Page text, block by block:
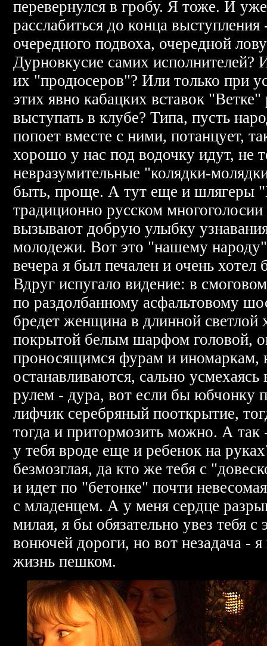
перевернулся в гробу. Я тоже. И
расслабиться до конца
очередного подвоха, очередной
Дурновкусие самих
их "продюсеров"? Или только при
этих явно кабацких вставок
выступать в клубе? Типа, пусть
попоет вместе с ними, потанцует,
хорошо у нас под водочку идут, не
невразумительные "колядки-
быть, проще. А тут еще и шлягеры
традиционно русском
вызывают добрую улыбку
молодежи. Вот это "нашему
вечера я был печален и очень
Вдруг испугало видение: в
по раздолбанному асфальтовому
бредет женщина в длинной светлой
покрытой белым шарфом головой,
проносящимся фурам и иномаркам,
останавливаются, сально усмехаясь
рулем - дура, вот если бы юбчонку
лифчик серебряный пооткрытие,
тогда и притормозить можно. А
у тебя вроде еще и ребенок на
безмозглая, да кто же тебя с
и идет по "бетонке" почти
с младенцем. А у меня сердце
милая, я бы обязательно увез тебя с
вонючей дороги, но вот незадача -
жизнь пешком.